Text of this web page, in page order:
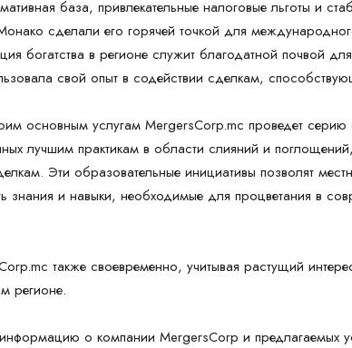
база, привлекательные налоговые льготы и
сделали его горячей точкой для
богатства в регионе служит благодатной почвой
свой опыт в содействии сделкам,
основным услугам MergersCorp.mc проведет
лучшим практикам в области слияний и
Эти образовательные инициативы позволят
знания и навыки, необходимые для процветания в
также своевременно, учитывая растущий
регионе.
о компании MergersCorp и предлагаемых